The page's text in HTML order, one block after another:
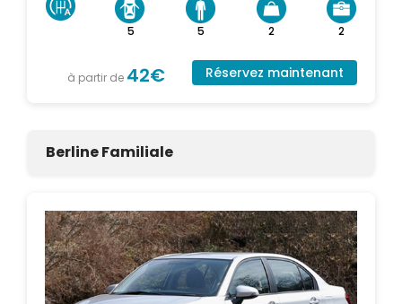
5 5 2 2
à partir de 42€ Réservez maintenant
Berline Familiale